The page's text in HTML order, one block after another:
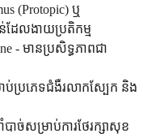
(Protopic) ឬ
ដែលងាយប្រតិកម្ម
- មានប្រសិទ្ធភាពជា
ប់ប្រភេទជំងឺរលាកស្បែក និង
ច់សម្រាប់ការថែរក្សាសុខ